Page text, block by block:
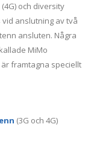
och diversity
anslutning av två
ansluten. Några
MiMo
framtagna speciellt
(3G och 4G)